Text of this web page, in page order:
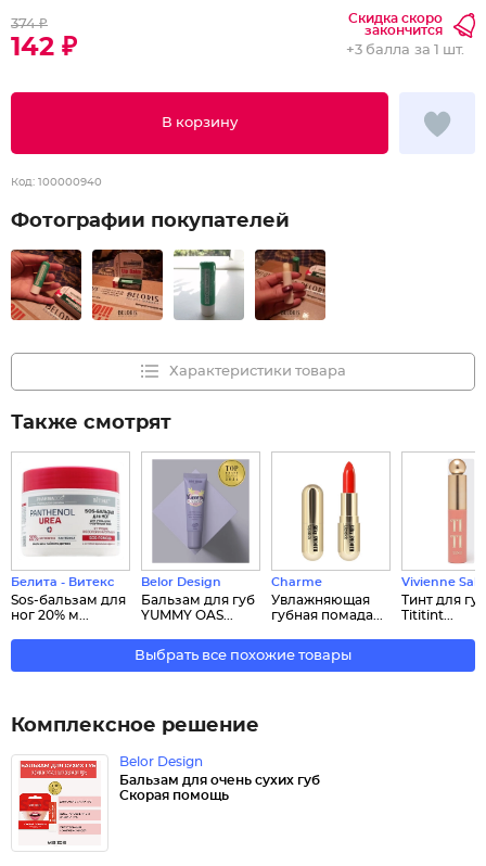
374 ₽
142 ₽
Скидка скоро
закончится
В корзину
+3 балла за 1 шт.
Код: 100000940
Фотографии покупателей
Характеристики товара
Также смотрят
Белита - Витекс
Sos-бальзам для
ног 20% м...
Belor Design
Бальзам для губ
YUMMY OAS...
Charme
Увлажняющая
губная помада...
Vivienne
Тинт для губ
Tititint...
Выбрать все похожие товары
Комплексное решение
Belor Design
Бальзам для очень сухих губ
Скорая помощь